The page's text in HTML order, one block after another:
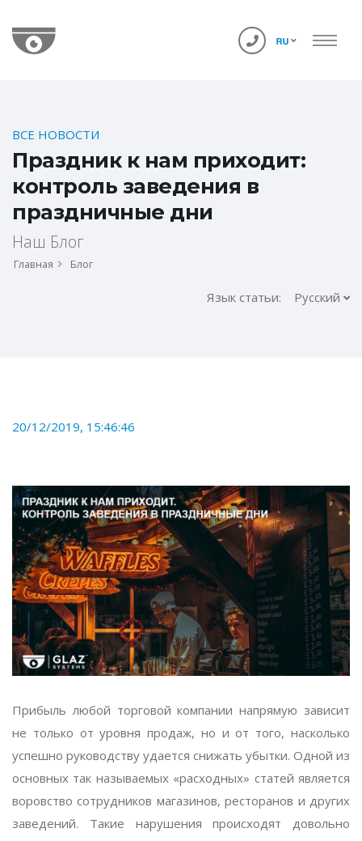
ВСЕ НОВОСТИ
Праздник к нам приходит:
контроль заведения в
праздничные дни
Наш Блог
Главная Блог
Язык статьи: Русский
20/12/2019, 15:46:46
Прибыль любой торговой компании напрямую зависит
не только от уровня продаж, но и от того, насколько
успешно руководству удается снижать убытки. Одной из
основных так называемых «расходных» статей является
воровство сотрудников магазинов, ресторанов и других
заведений. Такие нарушения происходят довольно